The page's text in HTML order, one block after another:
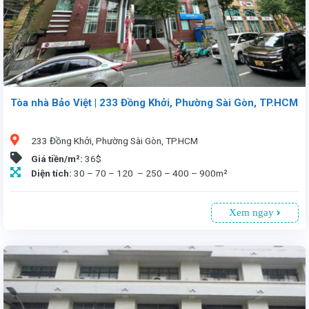
Tòa nhà Bảo Việt | 233 Đồng Khởi, Phường Sài Gòn, TP.HCM
233 Đồng Khởi, Phường Sài Gòn, TP.HCM
Giá tiền/m²: 36$
Diện tích: 30 – 70 – 120 – 250 – 400 – 900m²
Xem ngay